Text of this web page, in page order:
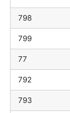
798
799
77
792
793